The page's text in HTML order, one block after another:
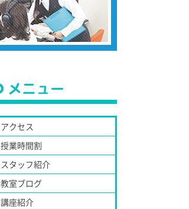
メニュー
アクセス
授業時間割
スタッフ紹介
教室ブログ
講座紹介